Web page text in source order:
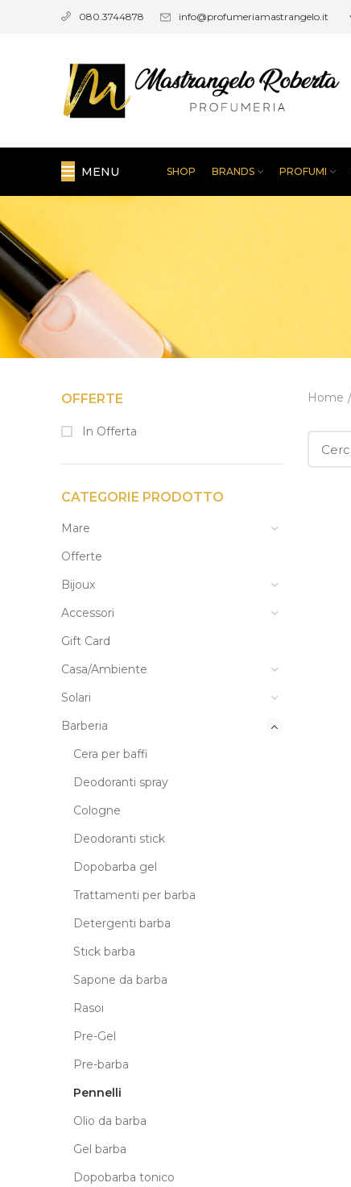
080.3744878 info@profumeriamastrangelo.it
MENU SHOP BRANDS PROFUMI
OFFERTE
In Offerta
CATEGORIE PRODOTTO
Mare
Offerte
Bijoux
Accessori
Gift Card
Casa/Ambiente
Solari
Barberia
Cera per baffi
Deodoranti spray
Cologne
Deodoranti stick
Dopobarba gel
Trattamenti per barba
Detergenti barba
Stick barba
Sapone da barba
Rasoi
Pre-Gel
Pre-barba
Pennelli
Olio da barba
Gel barba
Dopobarba tonico
Home